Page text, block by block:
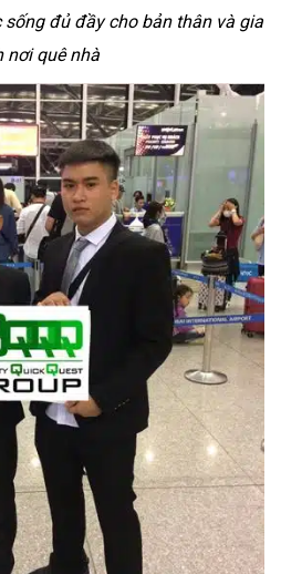
đủ đầy cho bản thân và gia
nơi quê nhà